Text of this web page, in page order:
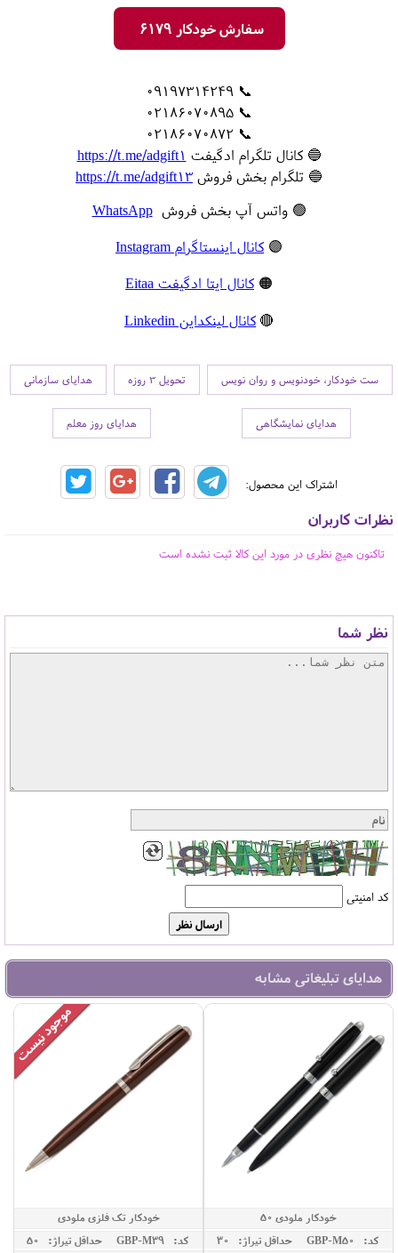
سفارش خودکار 6179
📞 09197314249
📞 02186070895
📞 02186070872
🔵 کانال تلگرام ادگیفت https://t.me/adgift1
🔵 تلگرام بخش فروش https://t.me/adgift13
🟢 واتس آپ بخش فروشWhatsApp
🟣 کانال اینستاگرام Instagram
🟠 کانال ایتا ادگیفت Eitaa
🔴 کانال لینکداین Linkedin
ست خودکار، خودنویس و روان نویس تحویل 3 روزه هدایای سازمانی
هدایای نمایشگاهی هدایای روز معلم
اشتراک این محصول:
نظرات کاربران
تاکنون هیچ نظری در مورد این کالا ثبت نشده است
نظر شما
کد امنیتی
هدایای تبلیغاتی مشابه
خودکار ملودی 50
کد: GBP-M50
حداقل تيراژ: 30
خودکار تک فلزی ملودی
کد: GBP-M39
حداقل تيراژ: 50